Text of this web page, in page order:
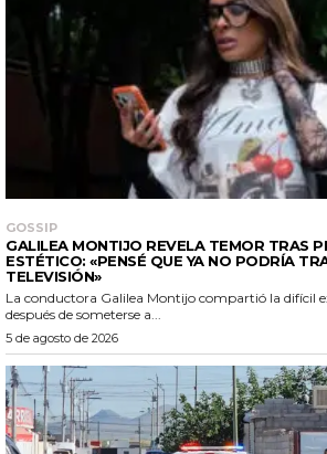
GOSSIP
GALILEA MONTIJO REVELA TEMOR TRAS
ESTÉTICO: «PENSÉ QUE YA NO PODRÍA
TELEVISIÓN»
La conductora Galilea Montijo compartió la difícil
después de someterse a...
5 de agosto de 2026